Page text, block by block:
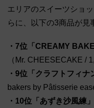
エリアのスイーツショ
らに、以下の3商品が見
・7位「CREAMY
（Mr. CHEESECAKE /
・9位「クラフトフィナ
bakers by Pâtisserie
・10位「あずき沙風練」